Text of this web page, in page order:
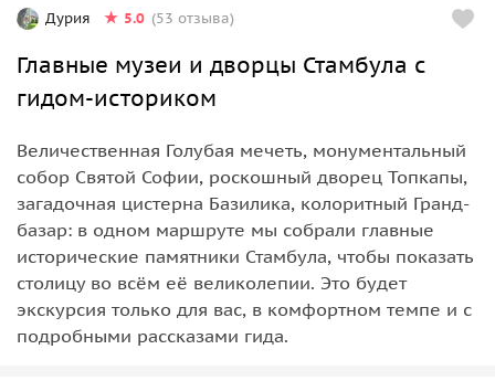
Дурия 5.0 (53 отзыва)
Главные музеи и дворцы Стамбула с
гидом-историком
Величественная Голубая мечеть, монументальный
собор Святой Софии, роскошный дворец Топкапы,
загадочная цистерна Базилика, колоритный Гранд-
базар: в одном маршруте мы собрали главные
исторические памятники Стамбула, чтобы показать
столицу во всём её великолепии. Это будет
экскурсия только для вас, в комфортном темпе и с
подробными рассказами гида.